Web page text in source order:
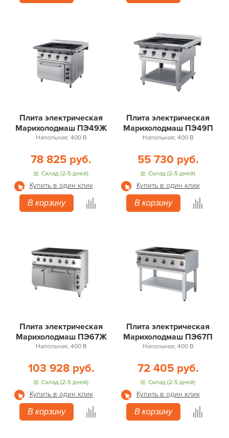
Плита электрическая
Марихолодмаш ПЭ49Ж
Напольная; 400 В
78 825 руб.
Склад (2-5 дней)
Купить в один клик
В корзину
Плита электрическая
Марихолодмаш ПЭ49П
Напольная; 400 В
55 730 руб.
Склад (2-5 дней)
Купить в один клик
В корзину
Плита электрическая
Марихолодмаш ПЭ67Ж
Напольная; 400 В
103 928 руб.
Склад (2-5 дней)
Купить в один клик
В корзину
Плита электрическая
Марихолодмаш ПЭ67П
Напольная; 400 В
72 405 руб.
Склад (2-5 дней)
Купить в один клик
В корзину